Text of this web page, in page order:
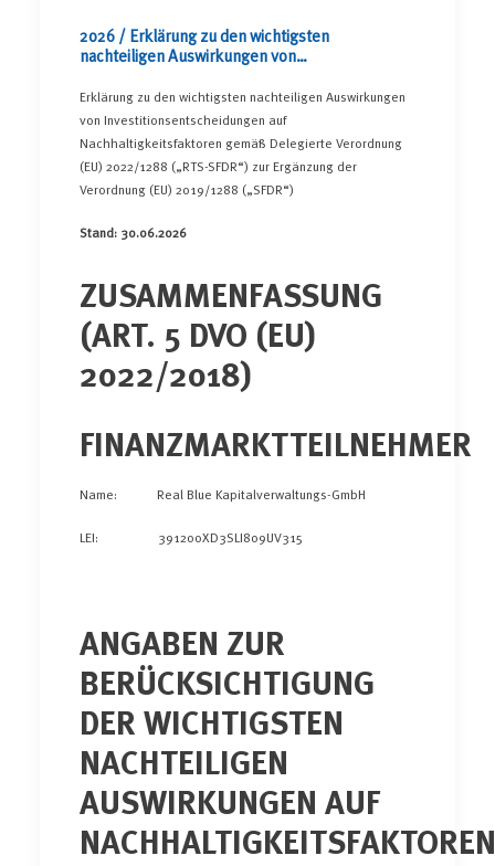
2026 / Erklärung zu den wichtigsten
nachteiligen Auswirkungen von
Nachhaltigkeitsfaktoren
Erklärung zu den wichtigsten nachteiligen Auswirkungen
von Investitionsentscheidungen auf
Nachhaltigkeitsfaktoren gemäß Delegierte Verordnung
(EU) 2022/1288 („RTS-SFDR“) zur Ergänzung der
Verordnung (EU) 2019/1288 („SFDR“)
Stand: 30.06.2026
ZUSAMMENFASSUNG
(ART. 5 DVO (EU)
2022/2018)
FINANZMARKTTEILNEHMER
Name: Real Blue Kapitalverwaltungs-GmbH
LEI: 391200XD3SLI809UV315
ANGABEN ZUR
BERÜCKSICHTIGUNG
DER WICHTIGSTEN
NACHTEILIGEN
AUSWIRKUNGEN AUF
NACHHALTIGKEITSFAKTOREN